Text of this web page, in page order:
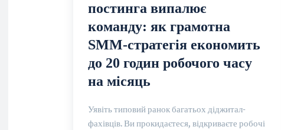
постинга випалює
команду: як грамотна
SMM-стратегія економить
до 20 годин робочого часу
на місяць
Уявіть типовий ранок багатьох діджитал-
фахівців. Ви прокидаєтеся, відкриваєте робочі